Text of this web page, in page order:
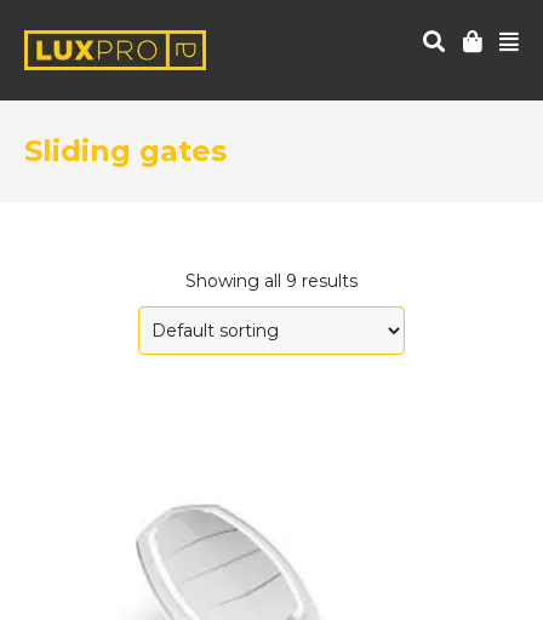
Sliding gates
Showing all 9 results